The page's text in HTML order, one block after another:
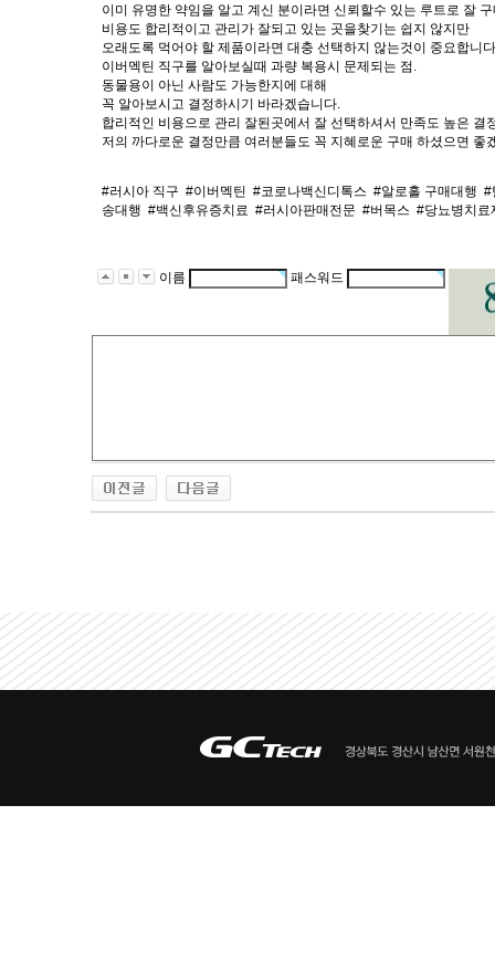
이미 유명한 약임을 알고 계신 분이라면 신뢰할수 있는 루트로 잘
비용도 합리적이고 관리가 잘되고 있는 곳을찾기는 쉽지 않지만
오래도록 먹어야 할 제품이라면 대충 선택하지 않는것이 중요합니
이버멕틴 직구를 알아보실때 과량 복용시 문제되는 점.
동물용이 아닌 사람도 가능한지에 대해
꼭 알아보시고 결정하시기 바라겠습니다.
합리적인 비용으로 관리 잘된곳에서 잘 선택하셔서 만족도 높은 결
저의 까다로운 결정만큼 여러분들도 꼭 지혜로운 구매 하셨으면 좋
#러시아 직구 #이버멕틴 #코로나백신디톡스 #알로홀 구매대행 #
송대행 #백신후유증치료 #러시아판매전문 #버목스 #당뇨병치료
이름 패스워드